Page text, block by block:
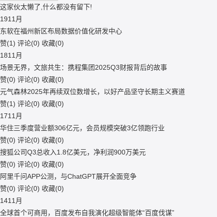
这家伙太懒了,什么都没有留下!
1911月
东软在福州新区布局数据价值化研发中心
赞(1) 评论(0) 收藏(0)
1811月
场景无界，文旅共生：携程集团2025Q3财报背后的故事
赞(0) 评论(0) 收藏(0)
元气森林2025年再续双位数增长，以好产品坚守长期主义赛道
赞(1) 评论(0) 收藏(0)
1711月
华住三季度营业额306亿元，会员规模突破3亿领跑行业
赞(0) 评论(0) 收藏(0)
搜狐公司Q3总收入1.8亿美元，净利润900万美元
赞(0) 评论(0) 收藏(0)
阿里千问APP公测，与ChatGPT展开全面竞争
赞(0) 评论(0) 收藏(0)
1411月
全球首个可商用，百度发布自我演化超级智能体“百度伐谋”